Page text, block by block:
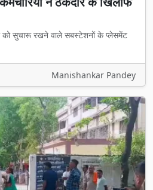
को सुचारू रखने वाले सबस्टेशनों के प्लेसमेंट
Manishankar Pandey